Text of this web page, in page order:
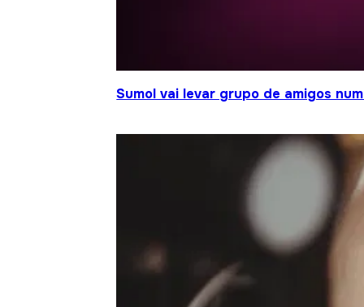
Sumol vai levar grupo de amigos